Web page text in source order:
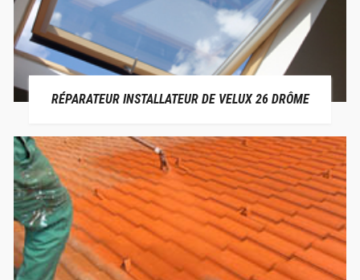
RÉPARATEUR INSTALLATEUR DE VELUX 26 DRÔME